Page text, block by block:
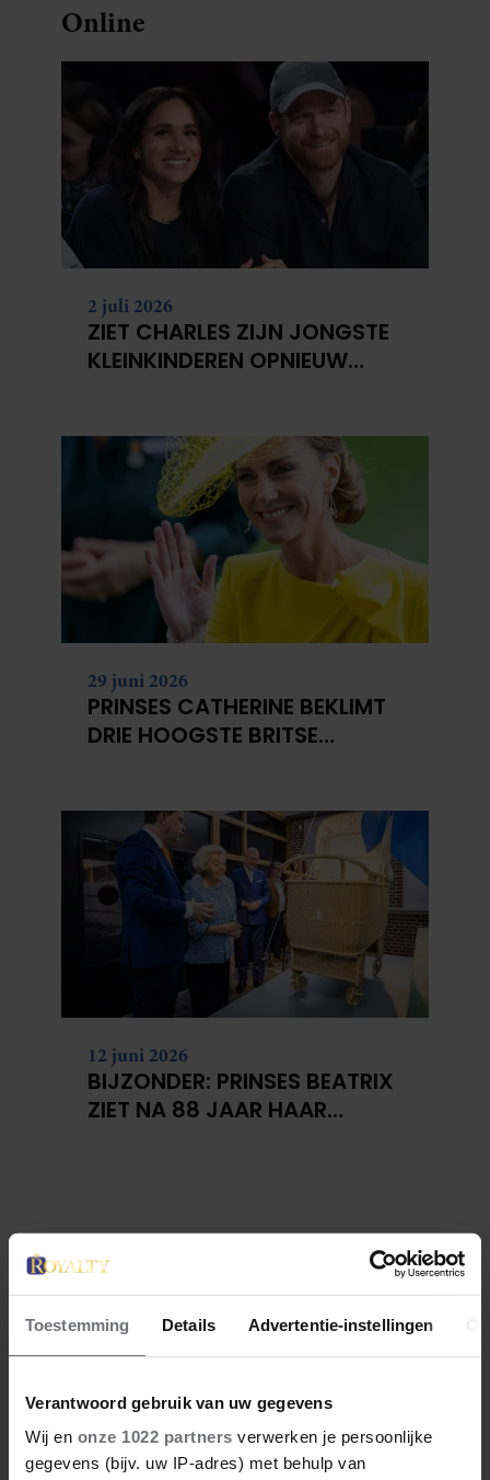
Toestemming Details Advertentie-instellingen
Verantwoord gebruik van uw gegevens
Wij en onze 1022 partners verwerken je persoonlijke
gegevens (bijv. uw IP-adres) met behulp van
Online
2 juli 2026
ZIET CHARLES ZIJN JONGSTE
KLEINKINDEREN OPNIEUW
29 juni 2026
PRINSES CATHERINE BEKLIMT
DRIE HOOGSTE BRITSE
12 juni 2026
BIJZONDER: PRINSES BEATRIX
ZIET NA 88 JAAR HAAR